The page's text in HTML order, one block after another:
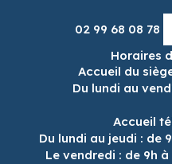
02 99 68 08 78
Horaires
Accueil du
Du lundi au
Accueil
Du lundi au jeudi : de
Le vendredi : de 9h à